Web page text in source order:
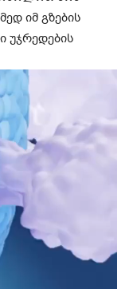
იმ გზების
უჯრედების